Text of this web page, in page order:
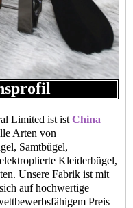
Limited ist ist China
Arten von
Samtbügel,
Kleiderbügel,
Unsere Fabrik ist mit
auf hochwertige
Preis